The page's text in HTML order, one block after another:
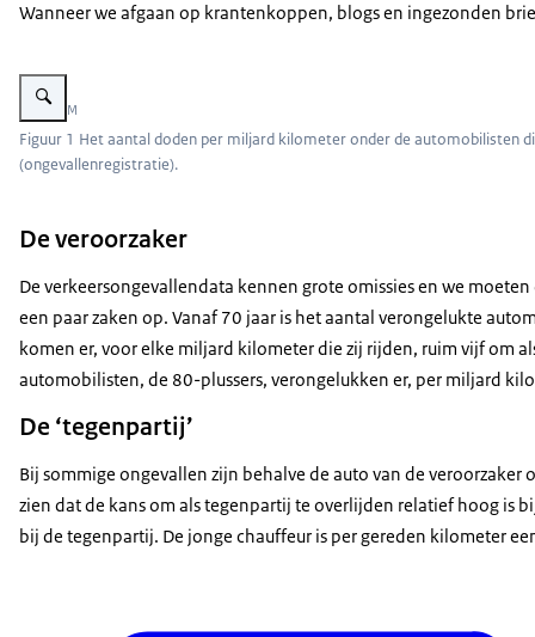
Wanneer we afgaan op krantenkoppen, blogs en ingezonden
Vergroot afbeelding Grafiek Het aantal doden per miljard kilometer onder
Beeld: KiM
Figuur 1 Het aantal doden per miljard kilometer onder de automobilisten
(ongevallenregistratie).
De veroorzaker
De verkeersongevallendata kennen grote omissies en we
een paar zaken op. Vanaf 70 jaar is het aantal verongelukte
komen er, voor elke miljard kilometer die zij rijden, ruim vijf om
automobilisten, de 80-plussers, verongelukken er, per miljard
De ‘tegenpartij’
Bij sommige ongevallen zijn behalve de auto van de
zien dat de kans om als tegenpartij te overlijden relatief hoog
bij de tegenpartij. De jonge chauffeur is per gereden kilometer